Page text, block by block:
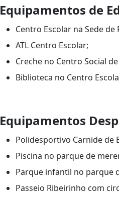
Equipamentos de
Centro Escolar na Sede de
ATL Centro Escolar;
Creche no Centro Social
Biblioteca no Centro
Equipamentos
Polidesportivo Carnide de
Piscina no parque de
Parque infantil no parque
Passeio Ribeirinho com